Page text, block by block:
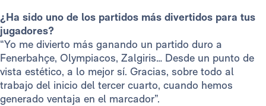
¿Ha sido uno de los partidos más divertidos para tus
jugadores?
“Yo me divierto más ganando un partido duro a
Fenerbahçe, Olympiacos, Zalgiris… Desde un punto de
vista estético, a lo mejor sí. Gracias, sobre todo al
trabajo del inicio del tercer cuarto, cuando hemos
generado ventaja en el marcador”.